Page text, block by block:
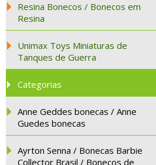
Resina Bonecos / Bonecos em
Resina
Unimax Toys Miniaturas de
Tanques de Guerra
Categorias
Anne Geddes bonecas / Anne
Guedes bonecas
Ayrton Senna / Bonecas Barbie
Collector Brasil / Bonecos de